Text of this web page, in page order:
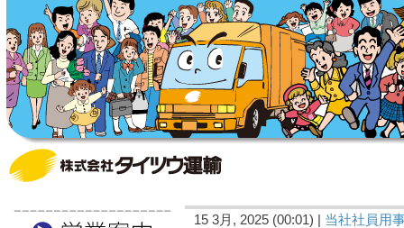
15 3月, 2025 (00:01) | 当社社員用